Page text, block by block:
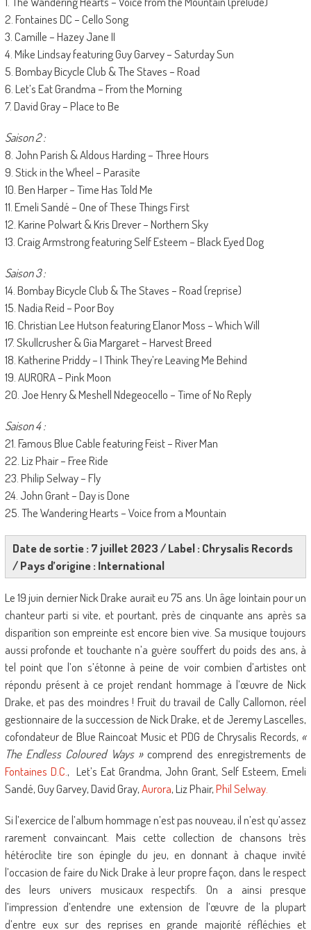
2. Fontaines DC – Cello Song
3. Camille – Hazey Jane II
4. Mike Lindsay featuring Guy Garvey – Saturday Sun
5. Bombay Bicycle Club & The Staves – Road
6. Let’s Eat Grandma – From the Morning
7. David Gray – Place to Be
Saison 2 :
8. John Parish & Aldous Harding – Three Hours
9. Stick in the Wheel – Parasite
10. Ben Harper – Time Has Told Me
11. Emeli Sandé – One of These Things First
12. Karine Polwart & Kris Drever – Northern Sky
13. Craig Armstrong featuring Self Esteem – Black Eyed Dog
Saison 3 :
14. Bombay Bicycle Club & The Staves – Road (reprise)
15. Nadia Reid – Poor Boy
16. Christian Lee Hutson featuring Elanor Moss – Which Will
17. Skullcrusher & Gia Margaret – Harvest Breed
18. Katherine Priddy – I Think They’re Leaving Me Behind
19. AURORA – Pink Moon
20. Joe Henry & Meshell Ndegeocello – Time of No Reply
Saison 4 :
21. Famous Blue Cable featuring Feist – River Man
22. Liz Phair – Free Ride
23. Philip Selway – Fly
24. John Grant – Day is Done
25. The Wandering Hearts – Voice from a Mountain
Date de sortie : 7 juillet 2023 / Label : Chrysalis Records
/ Pays d’origine : International
Le 19 juin dernier Nick Drake aurait eu 75 ans. Un âge lointain pour un
chanteur parti si vite, et pourtant, près de cinquante ans après sa
disparition son empreinte est encore bien vive. Sa musique toujours
aussi profonde et touchante n’a guère souffert du poids des ans, à
tel point que l’on s’étonne à peine de voir combien d’artistes ont
répondu présent à ce projet rendant hommage à l’œuvre de Nick
Drake, et pas des moindres ! Fruit du travail de Cally Callomon, réel
gestionnaire de la succession de Nick Drake, et de Jeremy Lascelles,
cofondateur de Blue Raincoat Music et PDG de Chrysalis Records, «
The Endless Coloured Ways »comprend des enregistrements de
Fontaines D.C., Let’s Eat Grandma, John Grant, Self Esteem, Emeli
Sandé, Guy Garvey, David Gray,Aurora, Liz Phair,Phil Selway.
Si l’exercice de l’album hommage n’est pas nouveau, il n’est qu’assez
rarement convaincant. Mais cette collection de chansons très
hétéroclite tire son épingle du jeu, en donnant à chaque invité
l’occasion de faire du Nick Drake à leur propre façon, dans le respect
des leurs univers musicaux respectifs. On a ainsi presque
l’impression d’entendre une extension de l’œuvre de la plupart
d’entre eux sur des reprises en grande majorité réfléchies et